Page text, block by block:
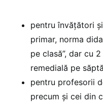
pentru învățători
primar, norma
pe clasă”, dar cu
remedială pe
pentru profesorii
precum și cei din